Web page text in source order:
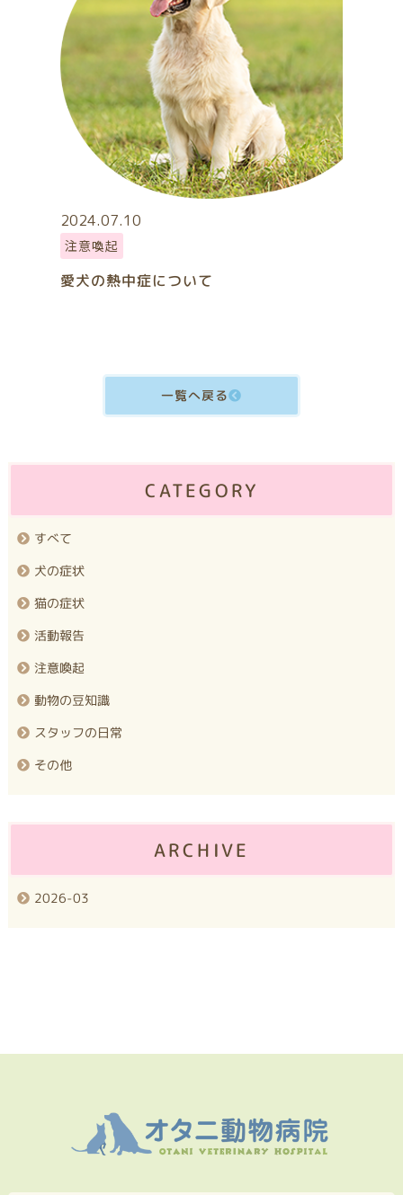
2024.07.10
注意喚起
愛犬の熱中症について
一覧へ戻る
CATEGORY
すべて
犬の症状
猫の症状
活動報告
注意喚起
動物の豆知識
スタッフの日常
その他
ARCHIVE
2026-03